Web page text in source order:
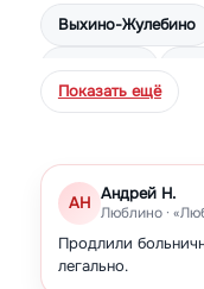
Выхино-Жулебино
Лефортово
Нижегородский
Показать ещё
АН Андрей Н.
Люблино ·
Продлили
легально.